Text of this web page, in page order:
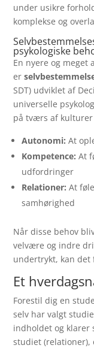
under usikre
komplekse og
psykologiske
En nyere og meget
er
SDT) udviklet af
universelle
på tværs af
Autonomi: At
Kompetence: At
udfordringer
Relationer: At
samhørighed
Når disse behov
velvære og indre
undertrykt, kan det
Et
Forestil dig en
selv har valgt
indholdet og klarer
studiet (relationer),